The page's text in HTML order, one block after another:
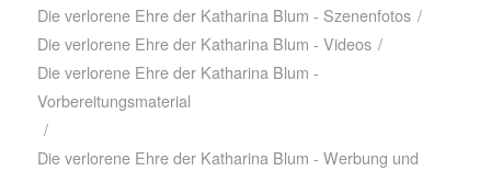
Die verlorene Ehre der Katharina Blum - Szenenfotos /
Die verlorene Ehre der Katharina Blum - Videos /
Die verlorene Ehre der Katharina Blum -
Vorbereitungsmaterial
/
Die verlorene Ehre der Katharina Blum - Werbung und